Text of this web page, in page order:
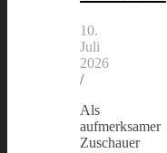
10.
Juli
2026
/
Als
aufmerksamer
Zuschauer